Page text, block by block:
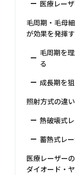
医療レー
毛周期・毛母
が効果を発揮
毛周期を
る
成長期を
照射方式の違
熱破壊式
蓄熱式レ
医療レーザー
ダイオード・